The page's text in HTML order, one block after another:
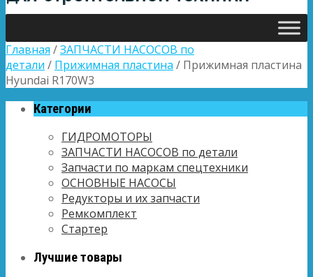
Главная /ЗАПЧАСТИ НАСОСОВ по
детали / Прижимная пластина / Прижимная пластина
Hyundai R170W3
Категории
ГИДРОМОТОРЫ
ЗАПЧАСТИ НАСОСОВ по детали
Запчасти по маркам спецтехники
ОСНОВНЫЕ НАСОСЫ
Редукторы и их запчасти
Ремкомплект
Стартер
Лучшие товары